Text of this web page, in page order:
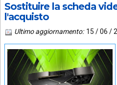
Sostituire la scheda
l'acquisto
Ultimo aggiornamento: 15 / 06 /